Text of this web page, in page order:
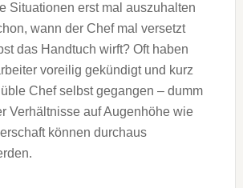
Situationen erst mal auszuhalten
wann der Chef mal versetzt
das Handtuch wirft? Oft haben
voreilig gekündigt und kurz
Chef selbst gegangen – dumm
Verhältnisse auf Augenhöhe wie
können durchaus